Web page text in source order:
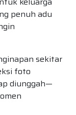
penuh adu
sekitar
foto
diunggah—